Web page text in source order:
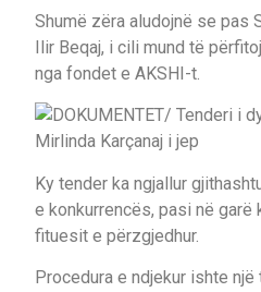
Shumë zëra aludojnë se pas
Ilir Beqaj, i cili mund të
nga fondet e AKSHI-t.
Ky tender ka ngjallur
e konkurrencës, pasi në garë
fituesit e përzgjedhur.
Procedura e ndjekur ishte